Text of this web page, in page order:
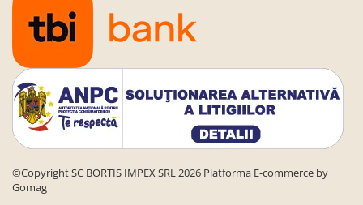
Cuptoare cu microunde
incorporabile
Cuptoare incorporabile
Hote
Masini de spalat vase
Oale sub presiune
Plite incorporabile
Prajitoare paine
©Copyright SC BORTIS IMPEX SRL 2026 Platforma E-commerce by
Gomag